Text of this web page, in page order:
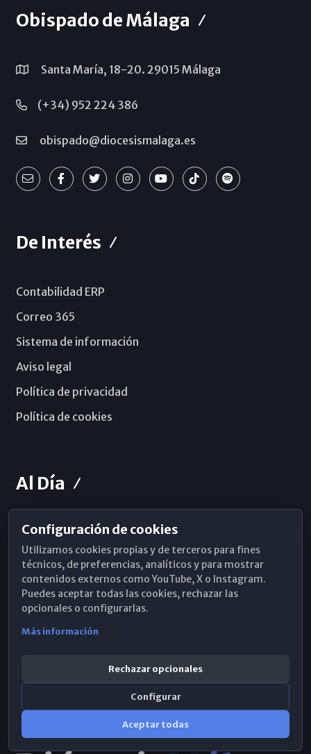
Obispado de Málaga
Santa María, 18-20. 29015 Málaga
(+34) 952 224 386
obispado@diocesismalaga.es
De Interés
Contabilidad ERP
Correo 365
Sistema de información
Aviso legal
Política de privacidad
Política de cookies
Al Día
Horarios de Misa
Hemeroteca
WhatsApp
Configuración de cookies
Utilizamos cookies propias y de terceros para fines
técnicos, de preferencias, analíticos y para mostrar
contenidos externos como YouTube, X o Instagram.
Puedes aceptar todas las cookies, rechazar las
opcionales o configurarlas.
Más información
Rechazar opcionales
Configurar
Aceptar todas